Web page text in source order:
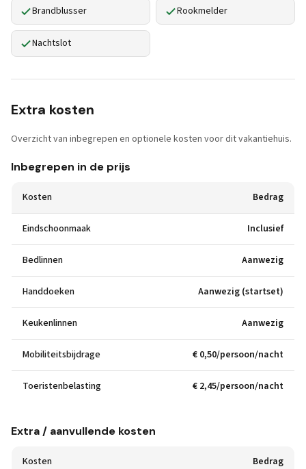
Brandblusser Rookmelder
Nachtslot
Extra kosten
Overzicht van inbegrepen en optionele kosten voor dit vakantiehuis.
Inbegrepen in de prijs
Kosten Bedrag
Eindschoonmaak Inclusief
Bedlinnen Aanwezig
Handdoeken Aanwezig (startset)
Keukenlinnen Aanwezig
Mobiliteitsbijdrage € 0,50/persoon/nacht
Toeristenbelasting € 2,45/persoon/nacht
Extra / aanvullende kosten
Kosten Bedrag